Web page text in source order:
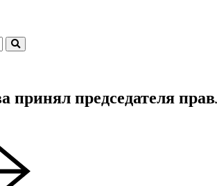
принял председателя